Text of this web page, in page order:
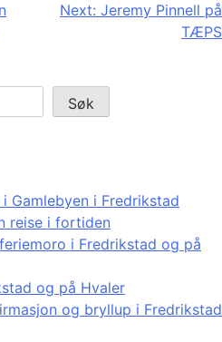
Next: Jeremy Pinnell på
TÆPS
Søk
Gamlebyen i Fredrikstad
reise i fortiden
i Fredrikstad og på
og på Hvaler
og bryllup i Fredrikstad